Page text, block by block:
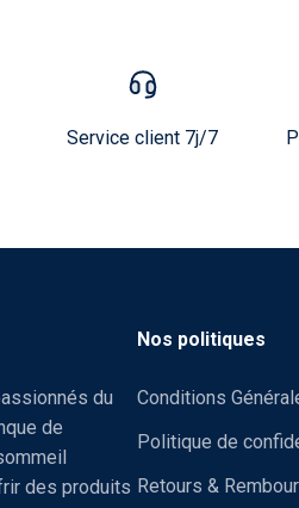
Service client 7j/7
du
de
des produits
Nos politiques
Conditions
Politique de
Retours &